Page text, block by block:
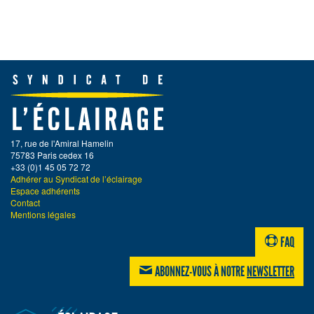
17, rue de l'Amiral Hamelin
75783 Paris cedex 16
+33 (0)1 45 05 72 72
Adhérer au Syndicat de l’éclairage
Espace adhérents
Contact
Mentions légales
FAQ
ABONNEZ-VOUS À NOTRENEWSLETTER